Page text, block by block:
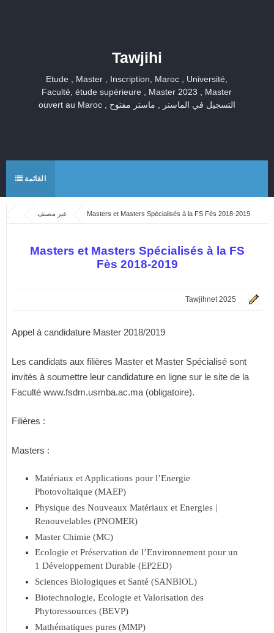
Tawjihi
Etude , Master , Inscription, Maroc , Université,
Faculté, étude supérieure , Master 2023 , Master
ouvert au Maroc , التسجيل في الماستر , ماستر مفتوح
القائمة
غير مصنف Masters et Masters Spécialisés à la FS Fès 2018-2019
Masters et Masters Spécialisés à la FS
Fès 2018-2019
Tawjihnet 2025
Appel à candidature Master 2018/2019
Les candidats aux filières Master et Master Spécialisé sont
invités à soumettre leur candidature en ligne sur le site de la
Faculté www.fsdm.usmba.ac.ma (obligatoire).
Filières :
Masters :
Matériaux et Applications pour l’Energie
Photovoltaïque (MAEP)
Physique des Nouveaux Matériaux et Energies |
Renouvelables (PNOMER)
Master Chimie (MC)
Ecologie et Préservation de l’Environnement pour un
1 Développement Durable (EP2ED)
Sciences Biologiques et Santé (SANBIOL)
Biotechnologie, Ecologie et Valorisation des
Phytoressources (BEVP)
Mathématiques pures (MMP)